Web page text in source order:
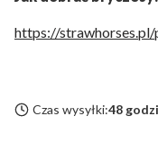
https://
Czas wysyłki:48